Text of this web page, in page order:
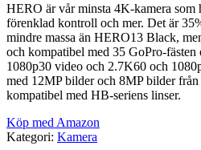
HERO är vår minsta 4K-kamera som
förenklad kontroll och mer. Det är
mindre massa än HERO13 Black,
och kompatibel med 35 GoPro-
1080p30 video och 2.7K60 och
med 12MP bilder och 8MP bilder
kompatibel med HB-seriens linser.
Köp med Amazon
Kategori: Kamera